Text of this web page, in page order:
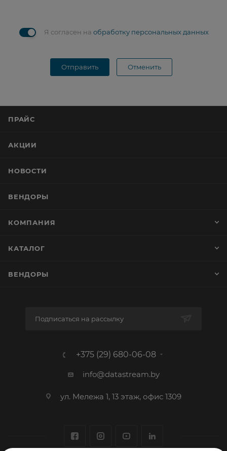
Я согласен на обработку персональных данных
Отправить Отменить
ПРАЙС
АКЦИИ
НОВОСТИ
ВЕНДОРЫ
КОМПАНИЯ
КАТАЛОГ
ВЕНДОРЫ
Подписаться на рассылку
+375 (29) 680-06-08
info@datastream.by
ул. Мележа 1, 13 этаж, офис 1309